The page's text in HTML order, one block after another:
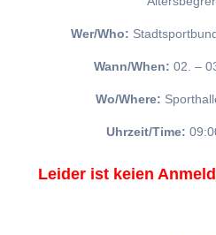
Wer/Who:
Wann/When: 02. –
Wo/Where:
Uhrzeit/Time:
Leider ist keien